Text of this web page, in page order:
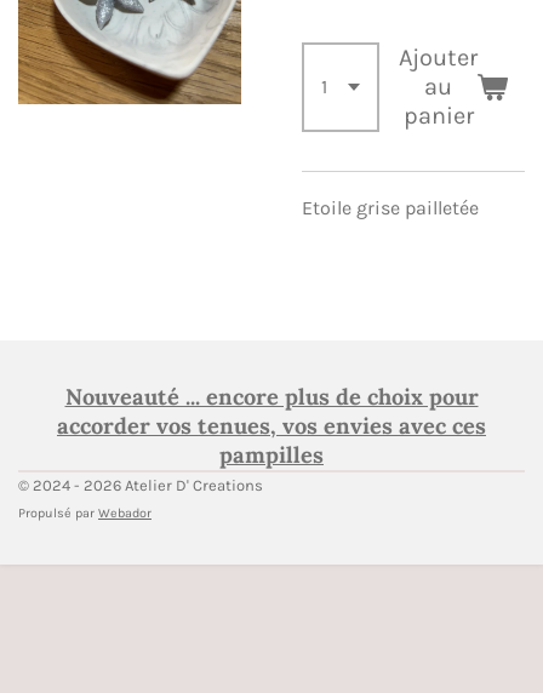
Ajouter
au
panier
Etoile grise pailletée
Nouveauté ... encore plus de choix pour
accorder vos tenues, vos envies avec ces
pampilles
© 2024 - 2026 Atelier D' Creations
Propulsé par Webador